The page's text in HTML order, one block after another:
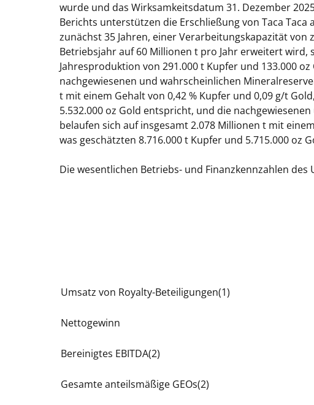
wurde und das Wirksamkeitsdatum 31. Dezember
Berichts unterstützen die Erschließung von Taca
zunächst 35 Jahren, einer Verarbeitungskapazität
Betriebsjahr auf 60 Millionen t pro Jahr erweitert
Jahresproduktion von 291.000 t Kupfer und 133.000
nachgewiesenen und wahrscheinlichen
t mit einem Gehalt von 0,42 % Kupfer und 0,09 g/t
5.532.000 oz Gold entspricht, und die
belaufen sich auf insgesamt 2.078 Millionen t mit
was geschätzten 8.716.000 t Kupfer und 5.715.000 oz
Die wesentlichen Betriebs- und Finanzkennzahlen
Umsatz von Royalty-Beteiligungen(1)
Nettogewinn
Bereinigtes EBITDA(2)
Gesamte anteilsmäßige GEOs(2)